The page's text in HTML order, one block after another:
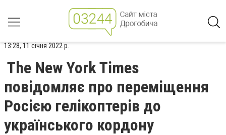
13:28, 11 січня 2022 р.
The New York Times
повідомляє про переміщення
Росією гелікоптерів до
українського кордону